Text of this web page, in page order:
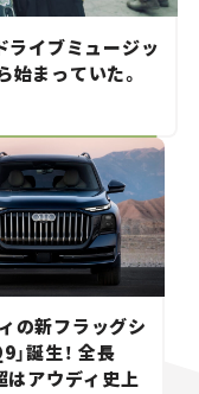
ライブミュージッ
始まっていた。
の新フラッグシ
」誕生！ 全長
アウディ史上